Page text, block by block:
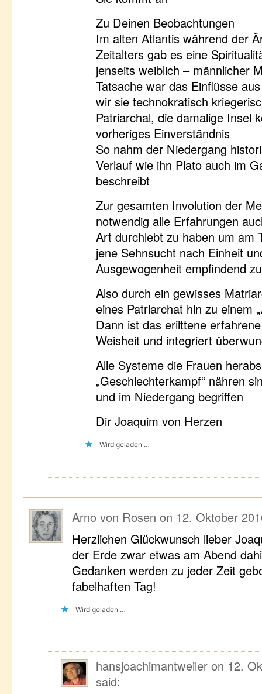
Zu Deinen Beobachtungen
Im alten Atlantis während der
Zeitalters gab es eine
jenseits weiblich – männlicher
Tatsache war das Einflüsse
wir sie technokratisch
Patriarchal, die damalige Insel
vorheriges Einverständnis
So nahm der Niedergang
Verlauf wie ihn Plato auch im
beschreibt
Zur gesamten Involution der
notwendig alle Erfahrungen
Art durchlebt zu haben um am
jene Sehnsucht nach Einheit
Ausgewogenheit empfindend
Also durch ein gewisses
eines Patriarchat hin zu einem
Dann ist das erilttene
Weisheit und integriert
Alle Systeme die Frauen
„Geschlechterkampf“ nähren
und im Niedergang begriffen
Dir Joaquim von Herzen
Wird geladen …
Arno von Rosen on 12. Oktober
Herzlichen Glückwunsch lieber
der Erde zwar etwas am Abend
Gedanken werden zu jeder Zeit
fabelhaften Tag!
Wird geladen …
hansjoachimantweiler on 12.
said: